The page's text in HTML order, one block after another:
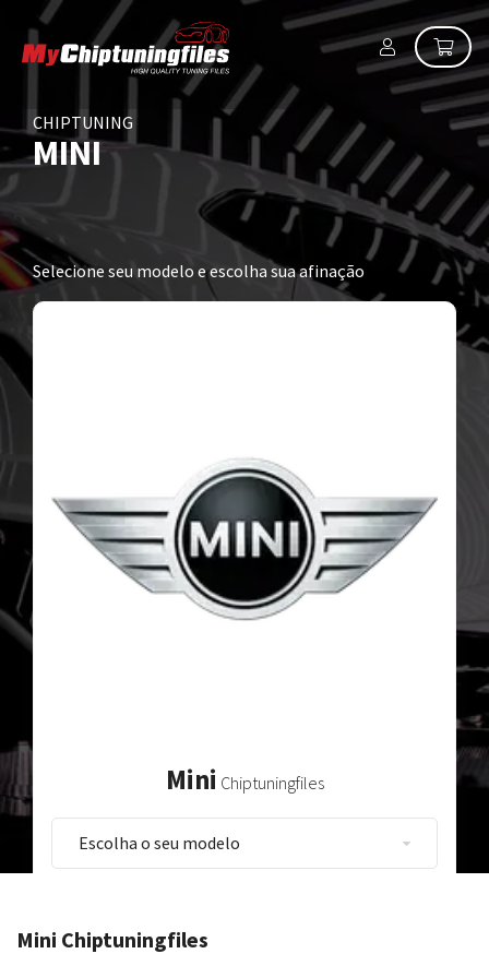
CHIPTUNING
MINI
Selecione seu modelo e escolha sua afinação
Mini Chiptuningfiles
Mini Chiptuningfiles